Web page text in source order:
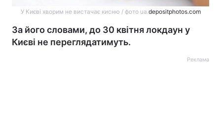
У Києві хворим не вистачає кисню / фото ua.depositphotos.com
За його словами, до 30 квітня локдаун у
Києві не переглядатимуть.
Реклама